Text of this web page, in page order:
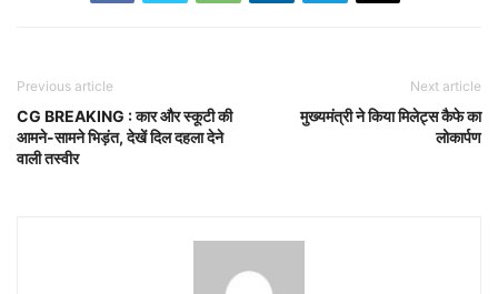
Previous article
CG BREAKING : कार और स्कूटी की
आमने-सामने भिड़ंत, देखें दिल दहला देने
वाली तस्वीर
Next article
मुख्यमंत्री ने किया मिलेट्स कैफे का
लोकार्पण